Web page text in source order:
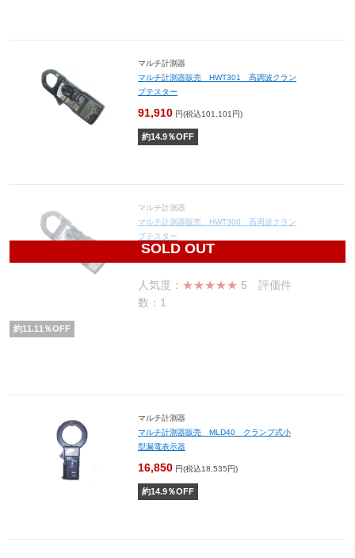
マルチ計測器
マルチ計測器販売 HWT301 高調波クラン
プテスター
91,910 円(税込101,101円)
約14.9％OFF
SOLD OUT
マルチ計測器
マルチ計測器販売 HWT300 高周波クラン
プテスター
66,670
人気度： ★★★★★ 5 評価件
数：1
約11.11 ％OFF
マルチ計測器
マルチ計測器販売 MLD40 クランプ式小
型漏電表示器
16,850 円(税込18,535円)
約14.9％OFF